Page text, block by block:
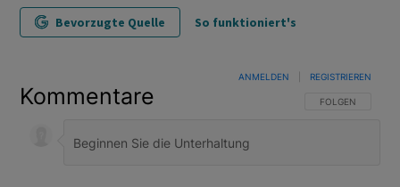
Bevorzugte Quelle So funktioniert's
Kommentare FOLGE DIESER
FOLGEN
ANMELDEN REGISTRIEREN